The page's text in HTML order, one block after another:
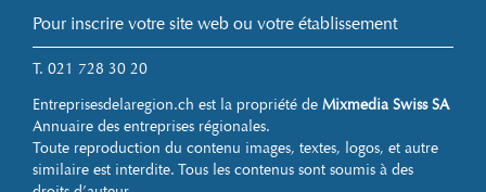
Pour inscrire votre site web ou votre établissement
T. 021 728 30 20
Entreprisesdelaregion.ch est la propriété de Mixmedia Swiss SA
Annuaire des entreprises régionales.
Toute reproduction du contenu images, textes, logos, et autre
similaire est interdite. Tous les contenus sont soumis à des